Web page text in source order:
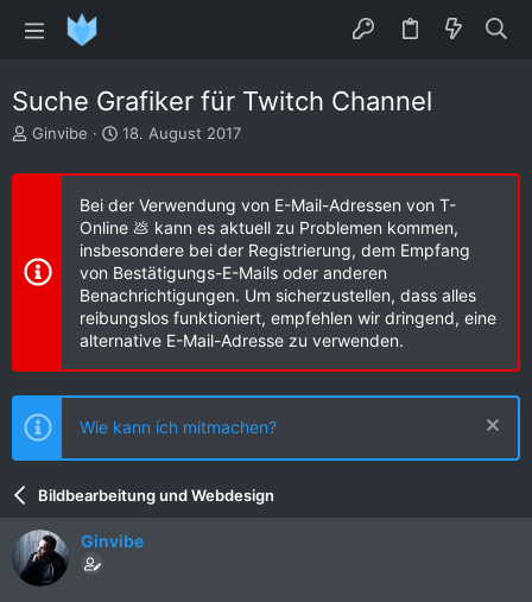
Suche Grafiker für Twitch Channel
E
s
l
e
Ginvibe
E
s
e
l
l
t
a
m
18. August 2017
Bei der Verwendung von E-Mail-Adressen von T-
Online 💩 kann es aktuell zu Problemen kommen,
insbesondere bei der Registrierung, dem Empfang
von Bestätigungs-E-Mails oder anderen
Benachrichtigungen. Um sicherzustellen, dass alles
reibungslos funktioniert, empfehlen wir dringend, eine
alternative E-Mail-Adresse zu verwenden.
Wie kann ich mitmachen?
Bildbearbeitung und Webdesign
Ginvibe